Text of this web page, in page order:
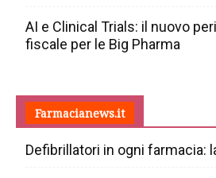
AI e Clinical Trials: il nuovo
fiscale per le Big Pharma
Farmacianews.it
Defibrillatori in ogni farmacia: